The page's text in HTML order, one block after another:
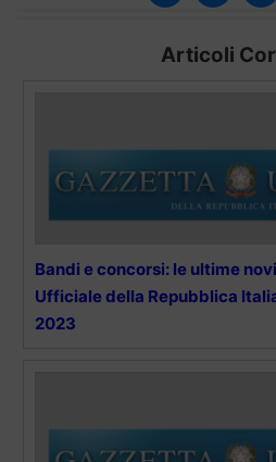
Articoli
Bandi e concorsi: le ultime
Ufficiale della Repubblica
2023